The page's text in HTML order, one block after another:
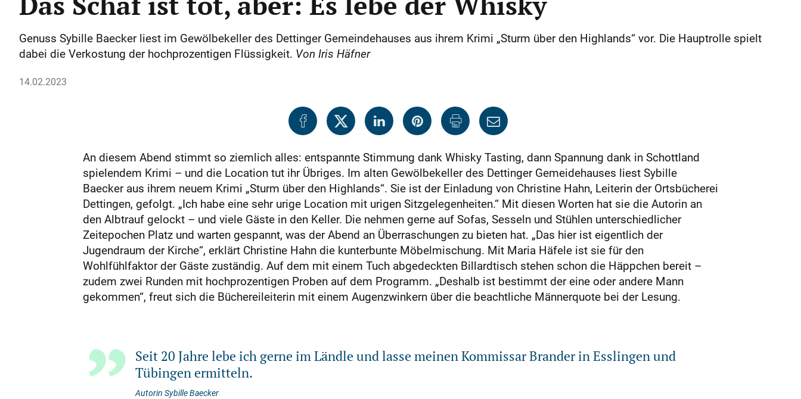
Genuss Sybille Baecker liest im Gewölbekeller des Dettinger Gemeindehauses aus ihrem Krimi „Sturm über den Highlands“ vor. Die Hauptrolle spielt
dabei die Verkostung der hochprozentigen Flüssigkeit. Von Iris Häfner
14.02.2023
An diesem Abend stimmt so ziemlich alles: entspannte Stimmung dank Whisky Tasting, dann Spannung dank in Schottland
spielendem Krimi – und die Location tut ihr Übriges. Im alten Gewölbekeller des Dettinger Gemeidehauses liest Sybille
Baecker aus ihrem neuem Krimi „Sturm über den Highlands“. Sie ist der Einladung von Christine Hahn, Leiterin der Ortsbücherei
Dettingen, gefolgt. „Ich habe eine sehr urige Location mit urigen Sitzgelegenheiten.“ Mit diesen Worten hat sie die Autorin an
den Albtrauf gelockt – und viele Gäste in den Keller. Die nehmen gerne auf Sofas, Sesseln und Stühlen unterschiedlicher
Zeitepochen Platz und warten gespannt, was der Abend an Überraschungen zu bieten hat. „Das hier ist eigentlich der
Jugendraum der Kirche“, erklärt Christine Hahn die kunterbunte Möbelmischung. Mit Maria Häfele ist sie für den
Wohlfühlfaktor der Gäste zuständig. Auf dem mit einem Tuch abgedeckten Billardtisch stehen schon die Häppchen bereit –
zudem zwei Runden mit hochprozentigen Proben auf dem Programm. „Deshalb ist bestimmt der eine oder andere Mann
gekommen“, freut sich die Büchereileiterin mit einem Augenzwinkern über die beachtliche Männerquote bei der Lesung.
Seit 20 Jahre lebe ich gerne im Ländle und lasse meinen Kommissar Brander in Esslingen und
Tübingen ermitteln.
Autorin Sybille Baecker